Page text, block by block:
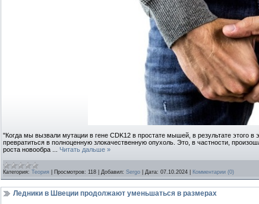
"Когда мы вызвали мутации в гене CDK12 в простате мышей, в результате этого в
превратиться в полноценную злокачественную опухоль. Это, в частности,
роста новообра
Читать дальше »
Категория: Теория Просмотров: 118 Добавил: Sergo Дата: 07.10.2024 Комментарии (0)
Ледники в Швеции продолжают уменьшаться в размерах